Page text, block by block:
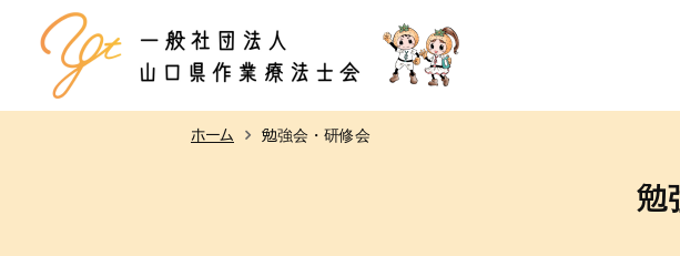
勉
ホーム 勉強会・研修会